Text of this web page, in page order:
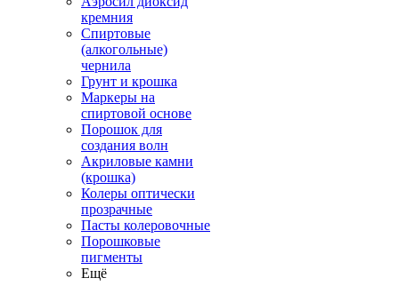
кремния
Спиртовые
(алкогольные)
чернила
Грунт и крошка
Маркеры на
спиртовой основе
Порошок для
создания волн
Акриловые камни
(крошка)
Колеры оптически
прозрачные
Пасты колеровочные
Порошковые
пигменты
Ещё